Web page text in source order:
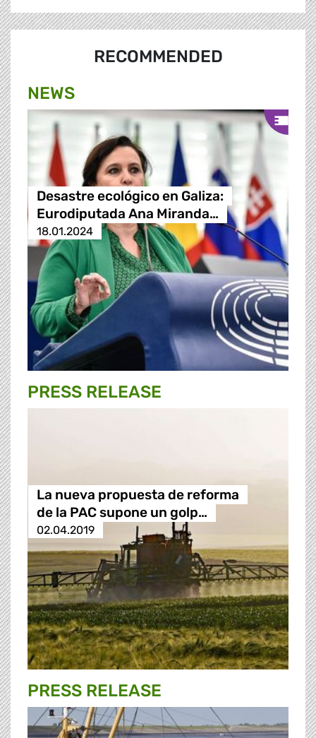
RECOMMENDED
NEWS
Desastre ecológico en Galiza:
Eurodiputada Ana Miranda…
18.01.2024
PRESS RELEASE
La nueva propuesta de reforma
de la PAC supone un golp…
02.04.2019
PRESS RELEASE